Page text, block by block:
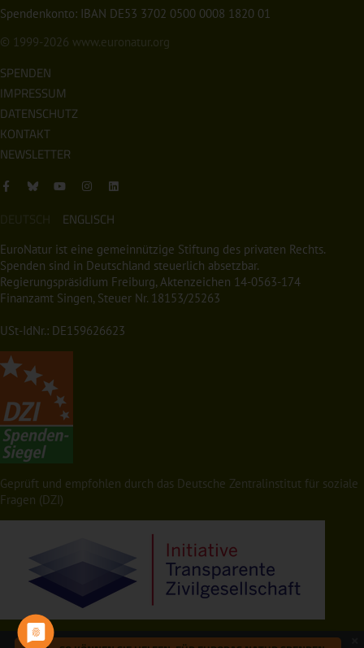
Spendenkonto: IBAN DE53 3702 0500 0008 1820 01
© 1999-2026 www.euronatur.org
SPENDEN
IMPRESSUM
DATENSCHUTZ
KONTAKT
NEWSLETTER
DEUTSCH ENGLISCH
EuroNatur ist eine gemeinnützige Stiftung des privaten Rechts.
Spenden sind in Deutschland steuerlich absetzbar.
Regierungspräsidium Freiburg, Aktenzeichen 14-0563-174
Finanzamt Singen, Steuer Nr. 18153/25263
USt-IdNr.: DE159626623
Geprüft und empfohlen durch das Deutsche Zentralinstitut für soziale
Fragen (DZI)